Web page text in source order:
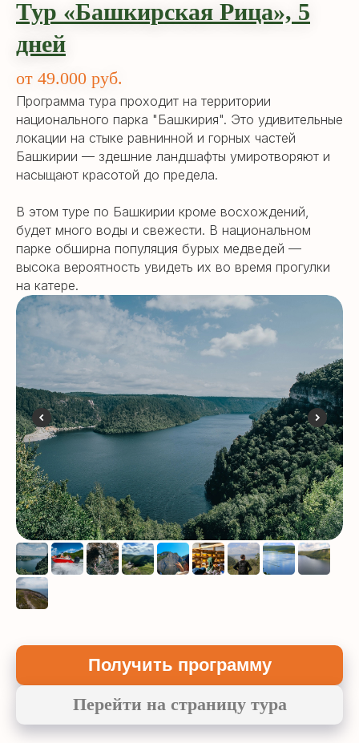
бронировании комбо-туров!
Оставьте заявку сейчас, чтобы зафиксировать выгодные
условия
Предпочтительный способ связи
Позвоните
Телеграм
Политики
обработки персональных данных
согласие на обработку персональных
данных
Отправить
Пользовательское соглашение
Тур «Башкирская Рица», 5
дней
от 49.000 руб.
Программа тура проходит на территории
национального парка "Башкирия". Это удивительные
локации на стыке равнинной и горных частей
Башкирии — здешние ландшафты умиротворяют и
насыщают красотой до предела.
В этом туре по Башкирии кроме восхождений,
будет много воды и свежести. В национальном
парке обширна популяция бурых медведей —
высока вероятность увидеть их во время прогулки
на катере.
Получить программу
Перейти на страницу тура